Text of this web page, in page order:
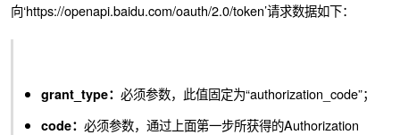
向‘https://openapi.baidu.com/oauth/2.0/token’请求数据如下：
grant_type：必须参数，此值固定为“authorization_code”；
code：必须参数，通过上面第一步所获得的Authorization